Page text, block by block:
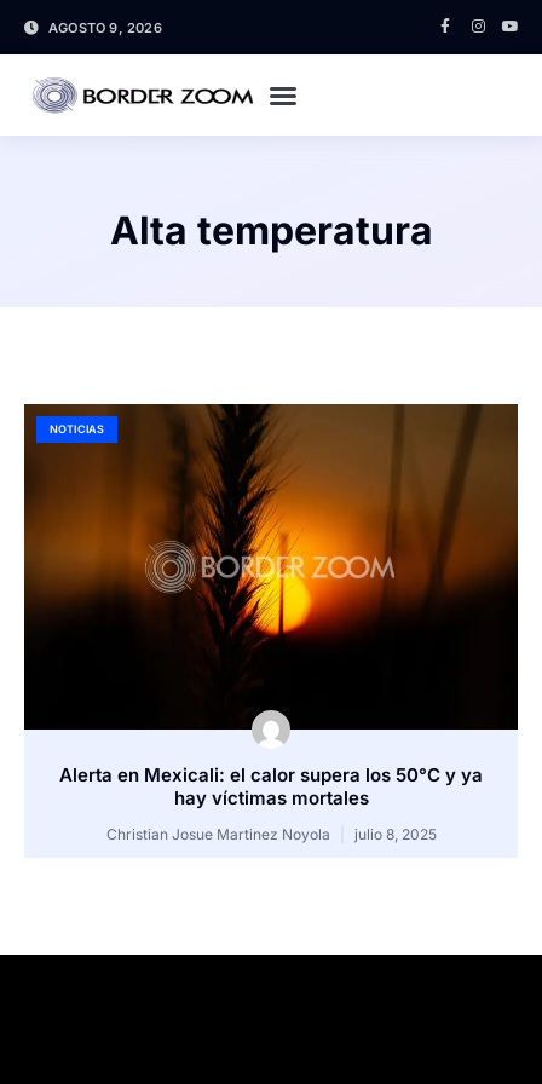
AGOSTO 9, 2026
Alta temperatura
NOTICIAS
Alerta en Mexicali: el calor supera los 50°C y ya
hay víctimas mortales
Christian Josue Martinez Noyola julio 8, 2025